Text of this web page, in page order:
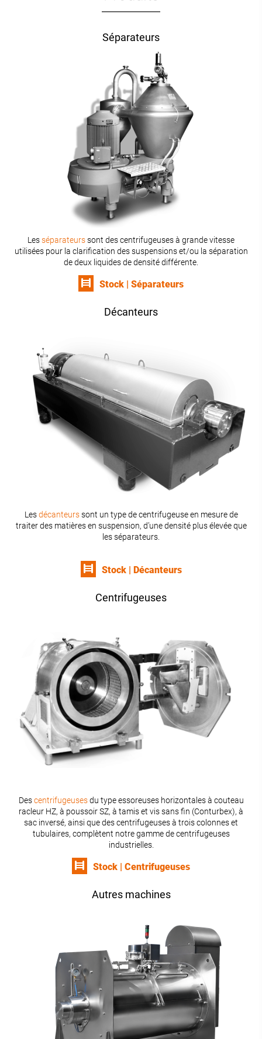
Séparateurs
Lesséparateurssont des centrifugeuses à grande vitesse
utilisées pour la clarification des suspensions et/ou la séparation
de deux liquides de densité différente.
Stock | Séparateurs
Décanteurs
Lesdécanteurssont un type de centrifugeuse en mesure de
traiter des matières en suspension, d’une densité plus élevée que
les séparateurs.
Stock | Décanteurs
Centrifugeuses
Descentrifugeusesdu type essoreuses horizontales à couteau
racleur HZ, à poussoir SZ, à tamis et vis sans fin (Conturbex), à
sac inversé, ainsi que des centrifugeuses à trois colonnes et
tubulaires, complètent notre gamme de centrifugeuses
industrielles.
Stock | Centrifugeuses
Autres machines